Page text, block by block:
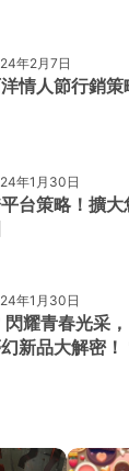
年2月7日
情人節行銷
年1月30日
台策略！擴
年1月30日
閃耀青春光采
新品大解密！